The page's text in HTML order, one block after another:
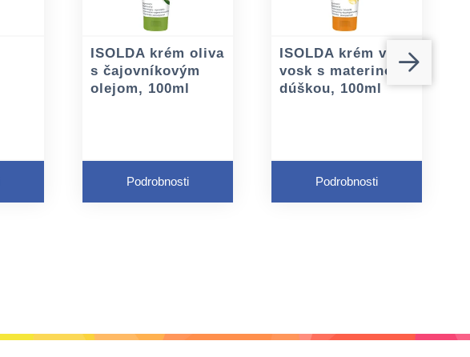
ISOLDA krém oliva
s čajovníkovým
olejom, 100ml
Podrobnosti
ISOLDA krém včelí
vosk s materinou
dúškou, 100ml
Podrobnosti